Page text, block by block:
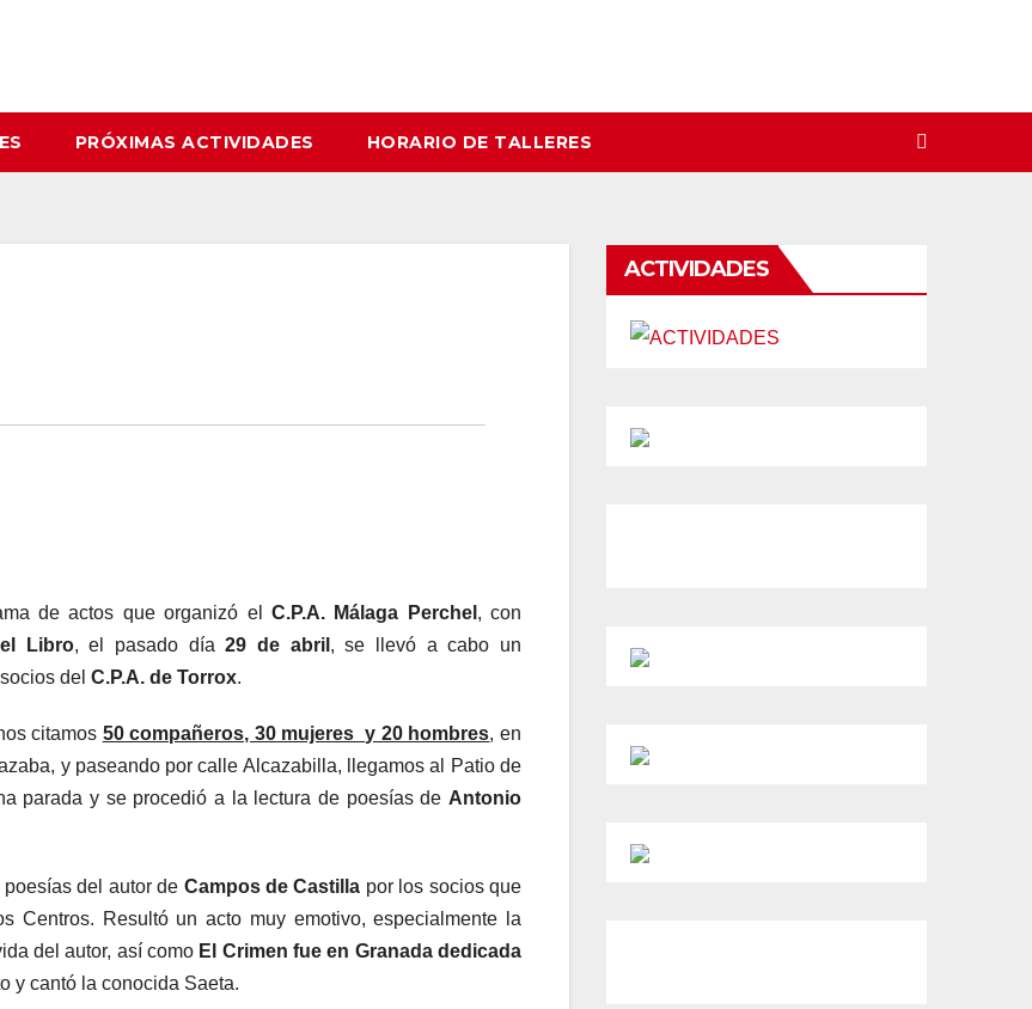
PRÓXIMAS ACTIVIDADES HORARIO DE TALLERES
de actos que organizó el C.P.A. Málaga Perchel , con
Libro, el pasado día29 de abril , se llevó a cabo un
del C.P.A. de Torrox.
citamos 50 compañeros, 30 mujeres y 20 hombres, en
y paseando por calle Alcazabilla, llegamos al Patio de
parada y se procedió a la lectura de poesías de Antonio
del autor de Campos de Castilla por los socios que
Centros. Resultó un acto muy emotivo, especialmente la
del autor, así como El Crimen fue en Granada dedicada
y cantó la conocida Saeta.
ACTIVIDADES